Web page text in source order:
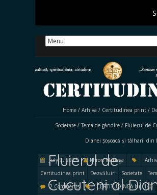
Home / Arhiva / Certitudinea print /
Societate / Tema de gândire / Fluierul de
Dianei Șoșoacă și tâlharii din
Fluierul de
Cucuteni al
July 9, 2023 Miron Manega
Certitudinea print
Dezvăluiri Societate
2 Comments
CERTITUDINEA Nr. 140